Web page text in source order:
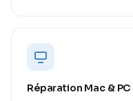
Réparation Mac & PC